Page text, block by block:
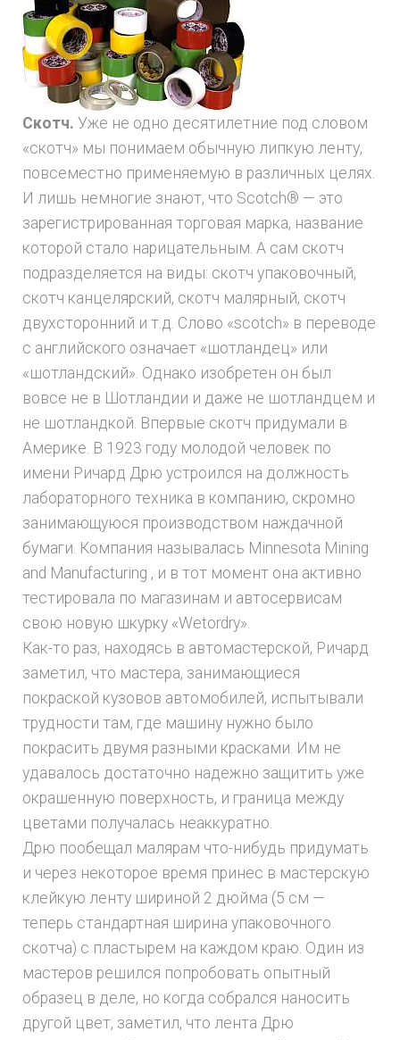
Скотч. Уже не одно десятилетние под словом
«скотч» мы понимаем обычную липкую ленту,
повсеместно применяемую в различных целях.
И лишь немногие знают, что Scotch® — это
зарегистрированная торговая марка, название
которой стало нарицательным. А сам скотч
подразделяется на виды: скотч упаковочный,
скотч канцелярский, скотч малярный, скотч
двухсторонний и т.д. Слово «scotch» в переводе
с английского означает «шотландец» или
«шотландский». Однако изобретен он был
вовсе не в Шотландии и даже не шотландцем и
не шотландкой. Впервые скотч придумали в
Америке. В 1923 году молодой человек по
имени Ричард Дрю устроился на должность
лабораторного техника в компанию, скромно
занимающуюся производством наждачной
бумаги. Компания называлась Minnesota Mining
and Manufacturing , и в тот момент она активно
тестировала по магазинам и автосервисам
свою новую шкурку «Wetordry».
Как-то раз, находясь в автомастерской, Ричард
заметил, что мастера, занимающиеся
покраской кузовов автомобилей, испытывали
трудности там, где машину нужно было
покрасить двумя разными красками. Им не
удавалось достаточно надежно защитить уже
окрашенную поверхность, и граница между
цветами получалась неаккуратно.
Дрю пообещал малярам что-нибудь придумать
и через некоторое время принес в мастерскую
клейкую ленту шириной 2 дюйма (5 см —
теперь стандартная ширина упаковочного
скотча) с пластырем на каждом краю. Один из
мастеров решился попробовать опытный
образец в деле, но когда собрался наносить
другой цвет, заметил, что лента Дрю